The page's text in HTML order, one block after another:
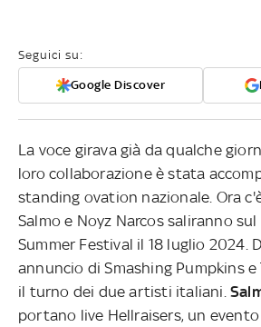
Seguici su:
Google Discover
La voce girava già da qualche
loro collaborazione è stata
standing ovation nazionale. Ora
Salmo e Noyz Narcos saliranno
Summer Festival il 18 luglio 2024.
annuncio di Smashing Pumpkins e
il turno dei due artisti italiani.
portano live Hellraisers, un